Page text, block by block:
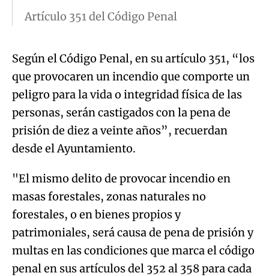
Artículo 351 del Código Penal
Según el Código Penal, en su artículo 351, “los
que provocaren un incendio que comporte un
peligro para la vida o integridad física de las
personas, serán castigados con la pena de
prisión de diez a veinte años”, recuerdan
desde el Ayuntamiento.
"El mismo delito de provocar incendio en
masas forestales, zonas naturales no
forestales, o en bienes propios y
patrimoniales, será causa de pena de prisión y
multas en las condiciones que marca el código
penal en sus artículos del 352 al 358 para cada